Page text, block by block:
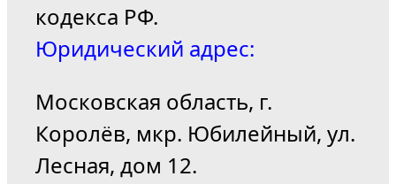
кодекса РФ.
Юридический адрес:
Московская область, г.
Королёв, мкр. Юбилейный, ул.
Лесная, дом 12.